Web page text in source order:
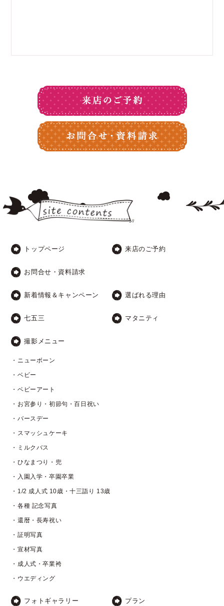
トップページ 来店のご予約
お問合せ・資料請求
新着情報＆キャンペーン 選ばれる理由
七五三 マタニティ
撮影メニュー
・ニューボーン
・ベビー
・ベビーアート
・お宮参り・初節句・百日祝い
・バースデー
・スマッシュケーキ
・ミルクバス
・ひなまつり・兜
・入園入学・卒園卒業
・1/2 成人式 10歳・十三詣り 13歳
・各種 記念写真
・還暦・長寿祝い
・証明写真
・宣材写真
・成人式・卒業袴
・ウエディング
フォトギャラリー プラン